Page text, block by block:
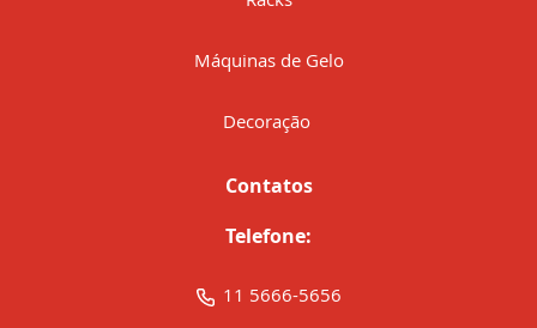
Máquinas de Gelo
Decoração
Contatos
Telefone:
11 5666-5656